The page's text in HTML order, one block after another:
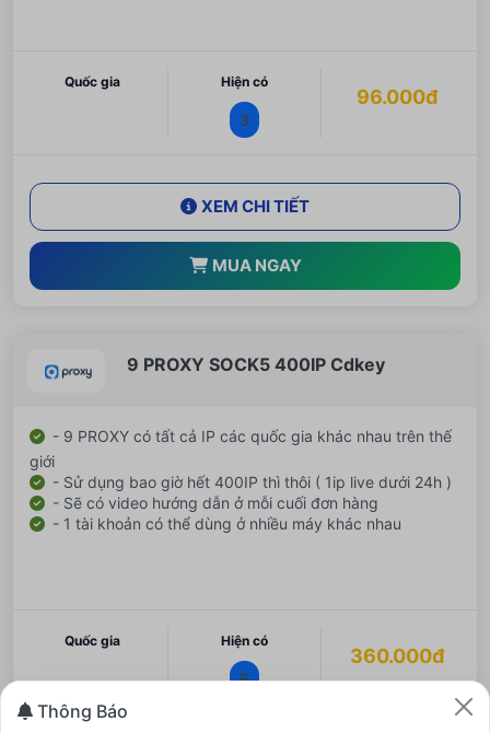
Quốc gia Hiện có
3
96.000đ
XEM CHI TIẾT
MUA NGAY
9 PROXY SOCK5 400IP Cdkey
- 9 PROXY có tất cả IP các quốc gia khác nhau trên thế
giới
- Sử dụng bao giờ hết 400IP thì thôi ( 1ip live dưới 24h )
- Sẽ có video hướng dẫn ở mỗi cuối đơn hàng
- 1 tài khoản có thể dùng ở nhiều máy khác nhau
Quốc gia Hiện có
5
360.000đ
Thông Báo